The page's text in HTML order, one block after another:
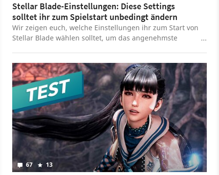
Stellar Blade-Einstellungen: Diese Settings
solltet ihr zum Spielstart unbedingt ändern
Wir zeigen euch, welche Einstellungen ihr zum Start von
Stellar Blade wählen solltet, um das angenehmste
67 13